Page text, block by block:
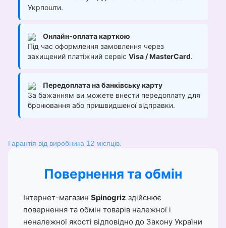
Укрпошти.
Онлайн-оплата карткою
Під час оформлення замовлення через
захищений платіжний сервіс Visa / MasterCard.
Передоплата на банківську карту
За бажанням ви можете внести передоплату для
бронювання або пришвидшеної відправки.
Гарантія від виробника 12 місяців.
Повернення та обмін
Інтернет-магазин Spinogriz здійснює
повернення та обмін товарів належної і
неналежної якості відповідно до Закону України